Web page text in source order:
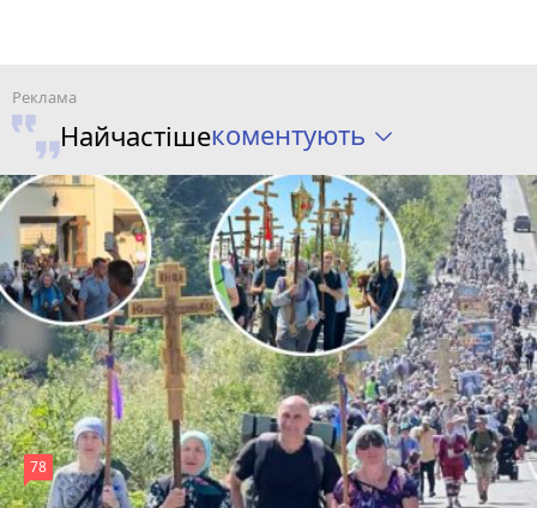
Найчастішекоментують
78